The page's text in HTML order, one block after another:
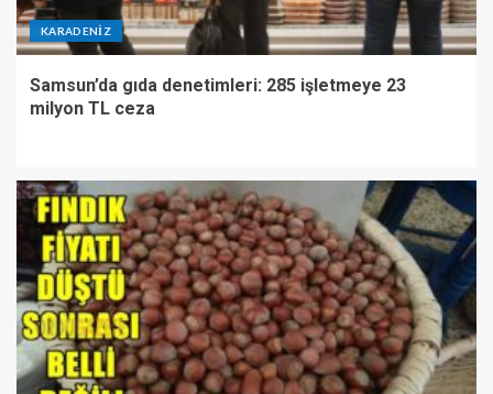
KARADENIZ
Samsun’da gıda denetimleri: 285 işletmeye 23
milyon TL ceza